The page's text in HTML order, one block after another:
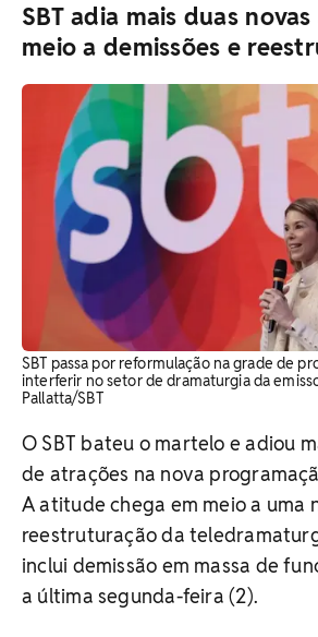
SBT adia mais duas
meio a demissões e
SBT passa por reformulação na grade de
interferir no setor de dramaturgia da
Pallatta/SBT
O SBT bateu o martelo e adiou
de atrações na nova
A atitude chega em meio a uma
reestruturação da
inclui demissão em massa de
a última segunda-feira (2).